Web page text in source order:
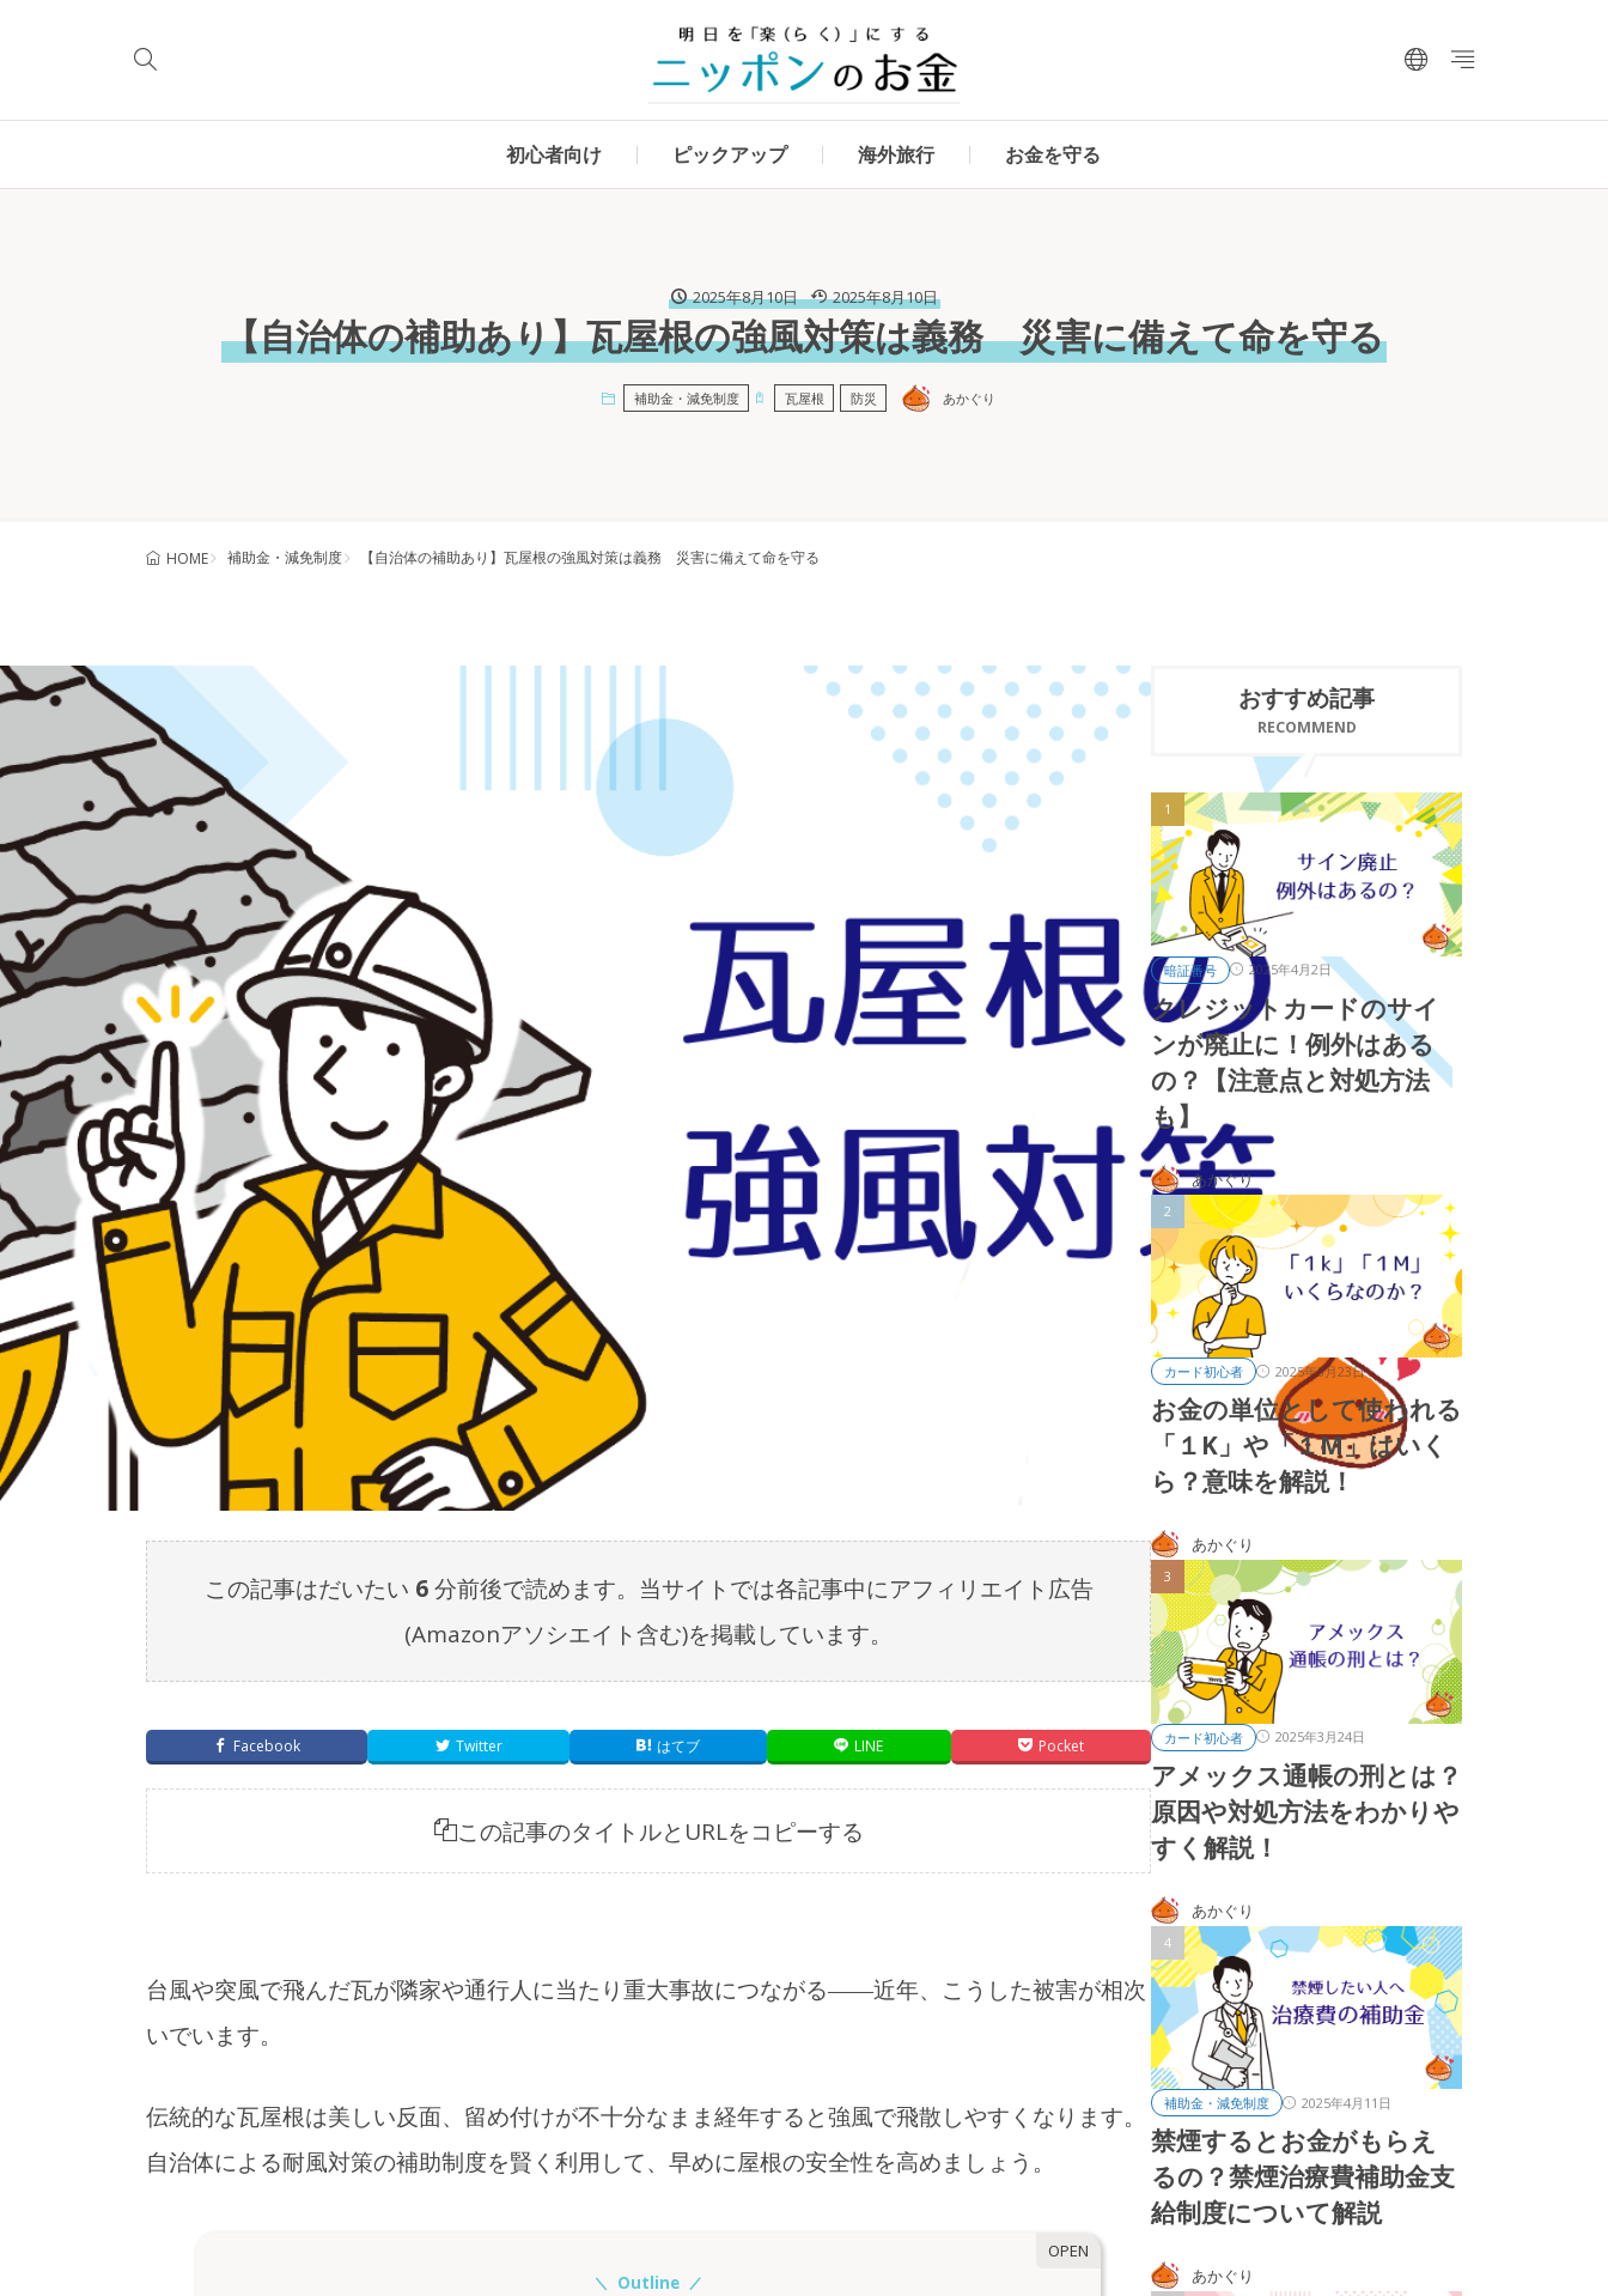
初心者向け ピックアップ 海外旅行 お金を守る
2025年8月10日 2025年8月10日
【自治体の補助あり】瓦屋根の強風対策は義務 災害に備えて命を守る
補助金・減免制度 瓦屋根 防災 あかぐり
HOME 補助金・減免制度 【自治体の補助あり】瓦屋根の強風対策は義務 災害に備えて命を守る
この記事はだいたい 6分前後で読めます。当サイトでは各記事中にアフィリエイト広告
(Amazonアソシエイト含む)を掲載しています。
Facebook Twitter はてブ LINE Pocket
この記事のタイトルとURLをコピーする
台風や突風で飛んだ瓦が隣家や通行人に当たり重大事故につながる――近年、こうした被害が相次
いでいます。
伝統的な瓦屋根は美しい反面、留め付けが不十分なまま経年すると強風で飛散しやすくなります。
自治体による耐風対策の補助制度を賢く利用して、早めに屋根の安全性を高めましょう。
Outline
おすすめ記事
RECOMMEND
暗証番号 2025年4月2日
クレジットカードのサイ
ンが廃止に！例外はある
の？【注意点と対処方法
も】
あかぐり
カード初心者 2025年3月23日
お金の単位として使われる
「１K」や「１M」はいく
ら？意味を解説！
あかぐり
カード初心者 2025年3月24日
アメックス通帳の刑とは？
原因や対処方法をわかりや
すく解説！
あかぐり
補助金・減免制度 2025年4月11日
禁煙するとお金がもらえ
るの？禁煙治療費補助金支
給制度について解説
あかぐり